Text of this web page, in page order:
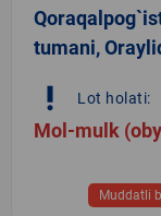
tumani,
priority_high Lot holati:
Mol-mulk
Muddatli